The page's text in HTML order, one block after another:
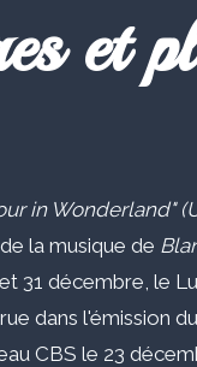
et
in Wonderland"
la musique de
31 décembre, le
dans l'émission
CBS le 23